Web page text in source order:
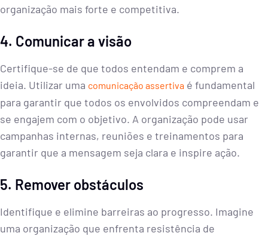
organização mais forte e competitiva.
4. Comunicar a visão
Certifique-se de que todos entendam e comprem a
ideia. Utilizar uma comunicação assertiva é fundamental
para garantir que todos os envolvidos compreendam e
se engajem com o objetivo. A organização pode usar
campanhas internas, reuniões e treinamentos para
garantir que a mensagem seja clara e inspire ação.
5. Remover obstáculos
Identifique e elimine barreiras ao progresso. Imagine
uma organização que enfrenta resistência de